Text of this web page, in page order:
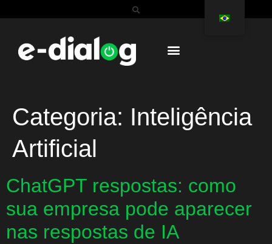
Categoria: Inteligência
Artificial
ChatGPT respostas: como
sua empresa pode aparecer
nas respostas de IA